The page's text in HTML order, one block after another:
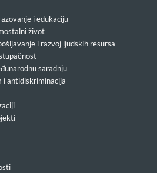
i edukaciju
život
i razvoj ljudskih resursa
saradnju
i antidiskriminacija